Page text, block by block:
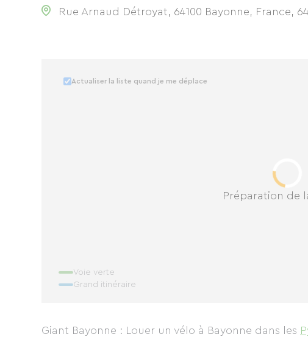
Rue Arnaud Détroyat, 64100 Bayonne, France,
Préparation de
Actualiser la liste quand je me déplace
Voie verte
Grand itinéraire
Giant Bayonne : Louer un vélo à Bayonne dans les